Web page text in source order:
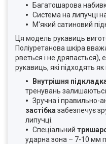
Багатошарова
Система на липучці
М'який сатиновий
Ця модель рукавиць
Поліуретанова шкіра
рветься і не дряпається),
рукавиць, які підходять
Внутрішня
тренувань
Зручна і правильно-
застібка забезпечує
липучці.
Спеціальний
ударна зона – 7-10 мм